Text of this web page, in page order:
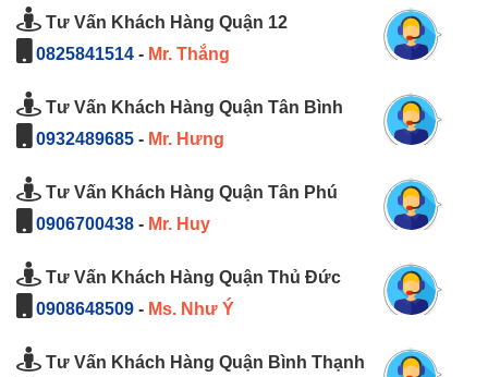
Tư Vấn Khách Hàng Quận 12
0825841514 - Mr. Thắng
Tư Vấn Khách Hàng Quận Tân Bình
0932489685 - Mr. Hưng
Tư Vấn Khách Hàng Quận Tân Phú
0906700438 - Mr. Huy
Tư Vấn Khách Hàng Quận Thủ Đức
0908648509 - Ms. Như Ý
Tư Vấn Khách Hàng Quận Bình Thạnh